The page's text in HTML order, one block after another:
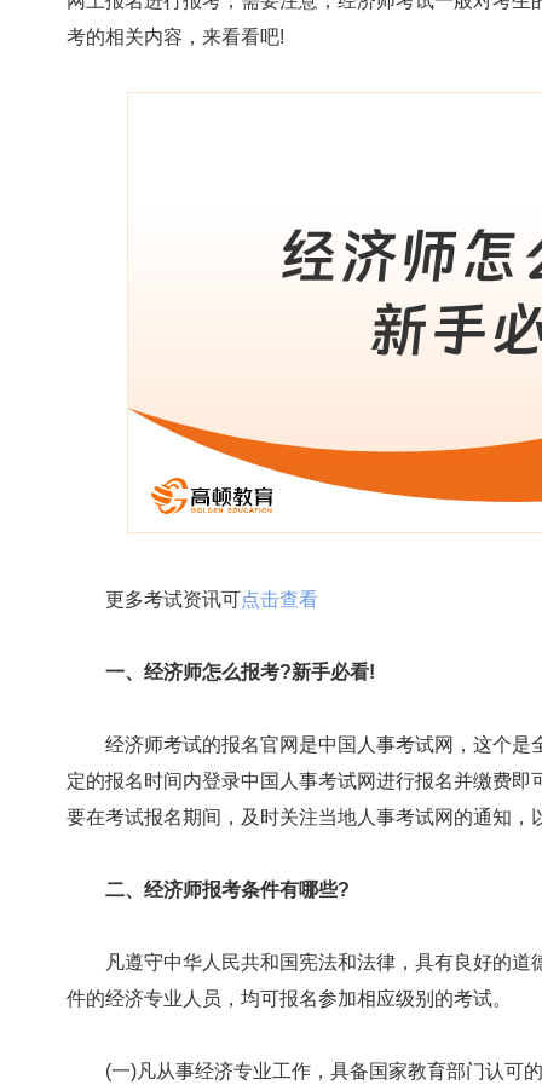
考的相关内容，来看看吧!
更多考试资讯可点击查看
一、经济师怎么报考?新手必看!
经济师考试的报名官网是中国人事考试网，这个是
定的报名时间内登录中国人事考试网进行报名并缴费
要在考试报名期间，及时关注当地人事考试网的通知，
二、经济师报考条件有哪些?
凡遵守中华人民共和国宪法和法律，具有良好的道
件的经济专业人员，均可报名参加相应级别的考试。
(一)凡从事经济专业工作，具备国家教育部门认可